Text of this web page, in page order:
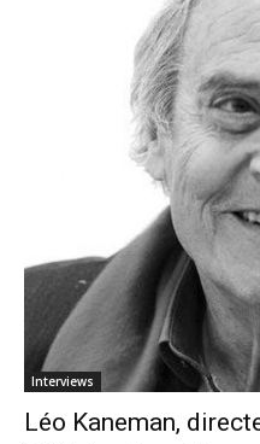
Interviews
Léo Kaneman,